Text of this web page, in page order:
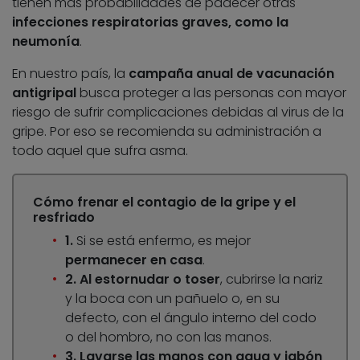
infecciones respiratorias graves, como la
neumonía.
En nuestro país, la campaña anual de vacunación
antigripal busca proteger a las personas con mayor
riesgo de sufrir complicaciones debidas al virus de la
gripe. Por eso se recomienda su administración a
todo aquel que sufra asma.
Cómo frenar el contagio de la gripe y el
resfriado
1. Si se está enfermo, es mejor
permanecer en casa.
2. Al estornudar o toser, cubrirse la nariz
y la boca con un pañuelo o, en su
defecto, con el ángulo interno del codo
o del hombro, no con las manos.